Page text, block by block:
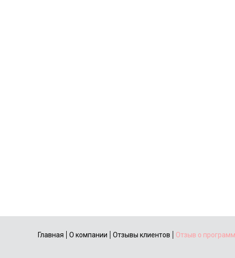
Главная О компании Отзывы клиентов Отзыв о